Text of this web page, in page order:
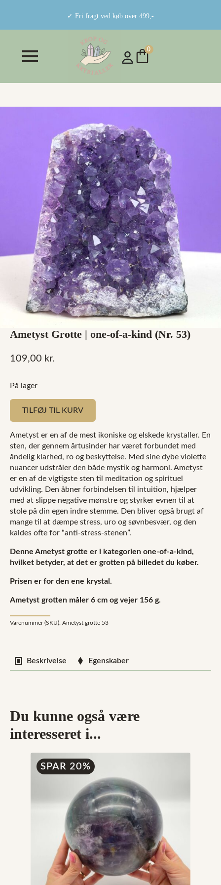
✓ Fri fragt ved køb over 499,-
0
Ametyst Grotte | one-of-a-kind (Nr. 53)
109,00 kr.
På lager
TILFØJ TIL KURV
Ametyst er en af de mest ikoniske og elskede krystaller. En
sten, der gennem årtusinder har været forbundet med
åndelig klarhed, ro og beskyttelse. Med sine dybe violette
nuancer udstråler den både mystik og harmoni. Ametyst
er en af de vigtigste sten til meditation og spirituel
udvikling. Den åbner forbindelsen til intuition, hjælper
med at slippe negative mønstre og styrker evnen til at
stole på din egen indre stemme. Den bliver også brugt af
mange til at dæmpe stress, uro og søvnbesvær, og den
kaldes ofte for “anti-stress-stenen”.
Denne Ametyst grotte er i kategorien one-of-a-kind,
hvilket betyder, at det er grotten på billedet du køber.
Prisen er for den ene krystal.
Ametyst grotten måler 6 cm og vejer 156 g.
Varenummer (SKU): Ametyst grotte 53
Beskrivelse Egenskaber
Du kunne også være
interesseret i...
SPAR 20%